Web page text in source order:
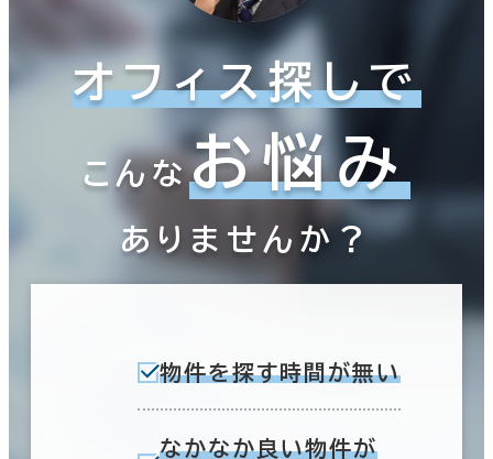
オフィス探しで
こんなお悩み
ありませんか？
物件を探す時間が無い
なかなか良い物件が